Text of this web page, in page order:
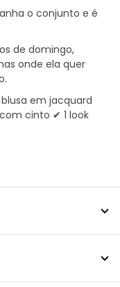
o conjunto e é
de domingo,
onde ela quer
blusa em jacquard
cinto ✔ 1 look